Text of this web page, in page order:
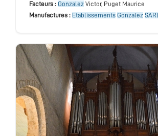
Facteurs : Gonzalez Victor, Puget Maurice
Manufactures : Etablissements Gonzalez SARL